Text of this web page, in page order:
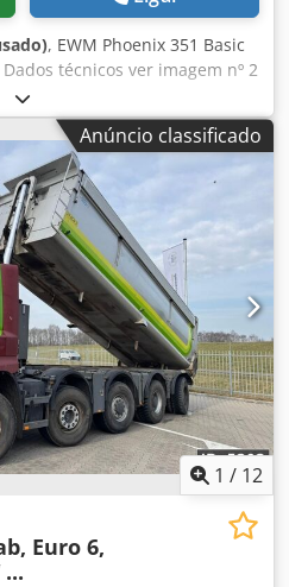
, EWM Phoenix 351 Basic
técnicos ver imagem nº 2
se à vontade para agendar
organizar uma
você! Você receberá uma
estrangeiros, também pode
desde que forneça um
sujeita à venda prévia. Visite
ofertas. Os nomes de
pertencem aos seus
apenas para identificação e
nos o direito de
e de possíveis erros na
Anúncio classificado
1 / 12
Euro 6,